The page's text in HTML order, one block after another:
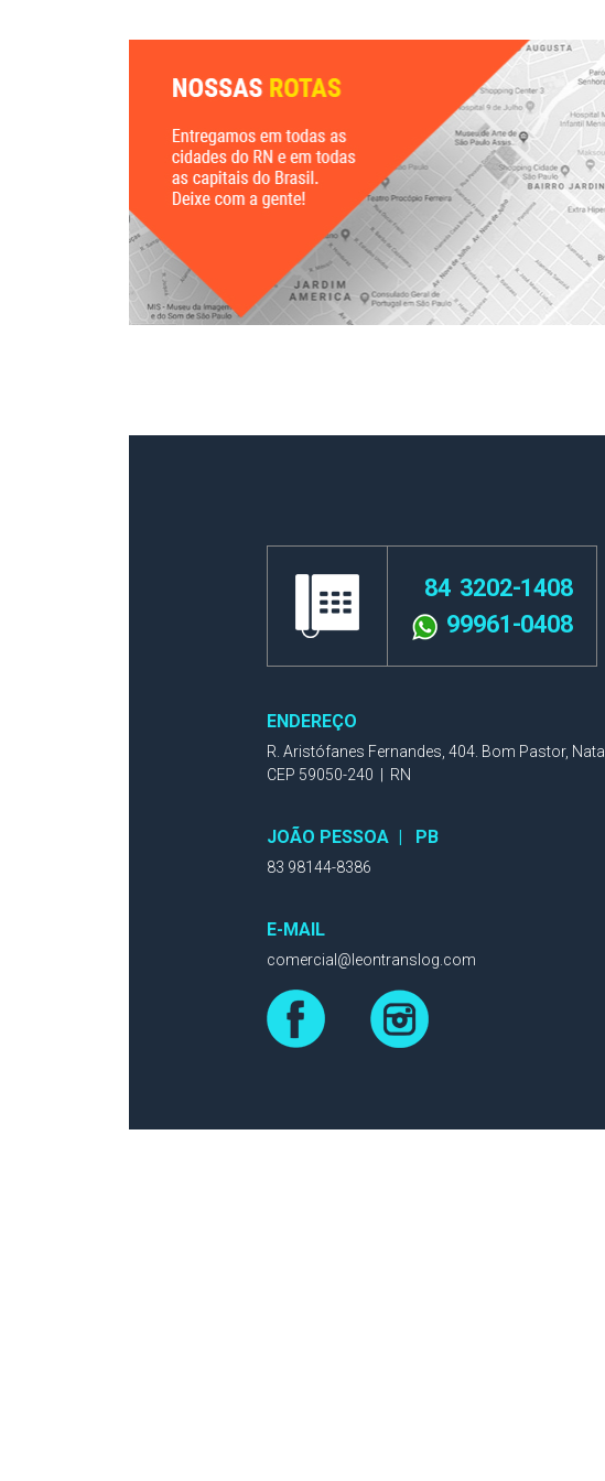
84 3202-1408
99961-0408
ENDEREÇO
R. Aristófanes Fernandes, 404. Bom Pastor, Natal
CEP 59050-240 | RN
JOÃO PESSOA | PB
83 98144-8386
E-MAIL
comercial@leontranslog.com